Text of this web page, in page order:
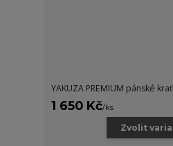
YAKUZA PREMIUM pánské
1 650 Kč/ks
Zvolit